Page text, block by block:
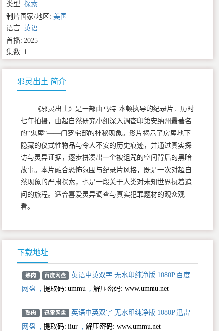
类型: 探索
制片国家/地区: 美国
语言: 英语
首播: 2025
集数: 1
邪灵出土 简介
《邪灵出土》是一部由马特·本顿执导的纪录片，历时
七年拍摄，由超自然研究小组深入调查印第安纳州最著名
的“鬼屋”——门罗宅邸的神秘现象。影片揭示了房屋地下
隐藏的仪式性物品与令人不安的历史痕迹，并通过真实探
访与灵异证据，逐步拼凑出一个被诅咒的空间背后的黑暗
故事。本片融合恐怖氛围与纪录片风格，既是一次对超自
然现象的严肃探索，也是一段关于人类对未知世界执着追
问的旅程。适合喜爱灵异调查与真实犯罪题材的观众观
看。
下载地址
熟肉 百度网盘
英语中英双字 无水印纯净版 1080P 百度
网盘
提取码: ummu 解压密码: www.ummu.net
熟肉 迅雷网盘
英语中英双字 无水印纯净版 1080P 迅雷
网盘
提取码: iiur 解压密码: www.ummu.net